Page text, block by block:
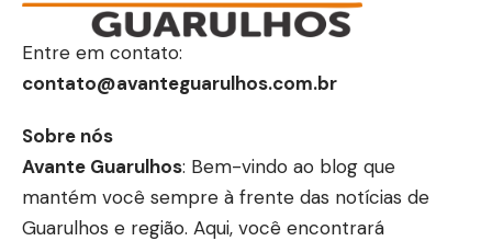
Entre em contato:
contato@avanteguarulhos.com.br
Sobre nós
Avante Guarulhos: Bem-vindo ao blog que
mantém você sempre à frente das notícias de
Guarulhos e região. Aqui, você encontrará